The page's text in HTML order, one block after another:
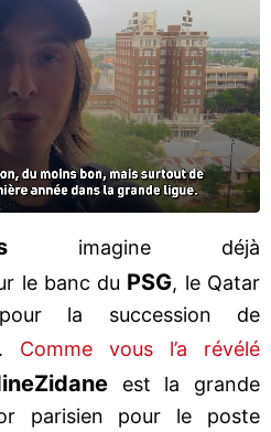
imagine déjà
le banc du PSG, le Qatar
la succession de
. Comme vous l’a révélé
Zidaneest la grande
parisien pour le poste